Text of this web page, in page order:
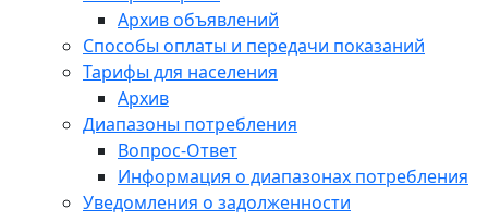
Архив объявлений
Способы оплаты и передачи показаний
Тарифы для населения
Архив
Диапазоны потребления
Вопрос-Ответ
Информация о диапазонах потребления
Уведомления о задолженности